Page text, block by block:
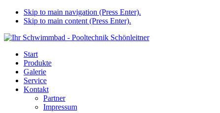
Skip to main navigation (Press Enter).
Skip to main content (Press Enter).
Start
Produkte
Galerie
Service
Kontakt
Partner
Impressum